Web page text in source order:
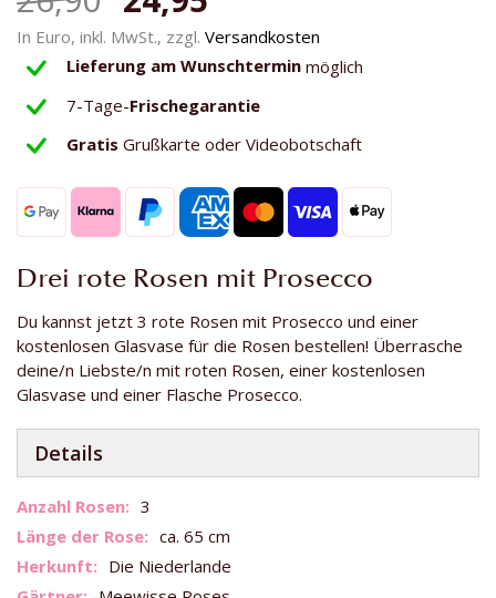
In Euro, inkl. MwSt., zzgl. Versandkosten
Lieferung am Wunschtermin möglich
7-Tage-Frischegarantie
Gratis Grußkarte oder Videobotschaft
Drei rote Rosen mit Prosecco
Du kannst jetzt 3 rote Rosen mit Prosecco und einer
kostenlosen Glasvase für die Rosen bestellen! Überrasche
deine/n Liebste/n mit roten Rosen, einer kostenlosen
Glasvase und einer Flasche Prosecco.
Details
Weitere
Informationen
3
ca. 65 cm
Die Niederlande